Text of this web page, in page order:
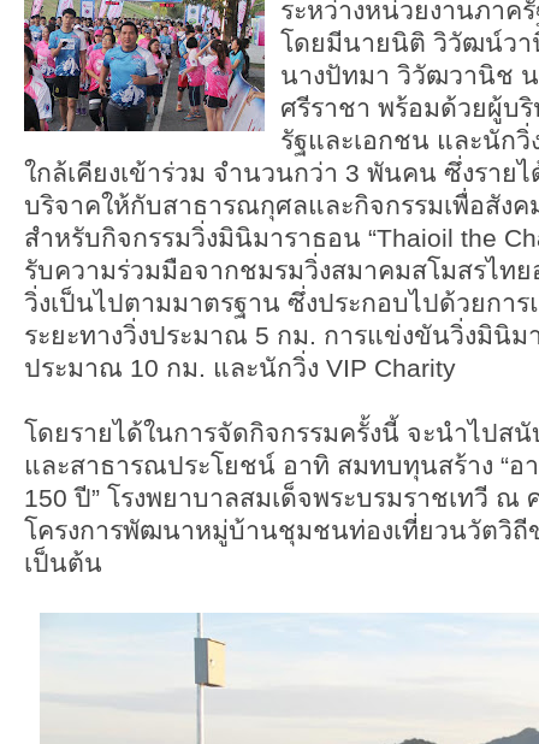
ระหว่างหน่วยงานภาค
โดยมีนายนิติ วิวัฒน์วา
นางปัทมา วิวัฒวานิช
ศรีราชา พร้อมด้วยผู้บ
รัฐและเอกชน และนัก
ใกล้เคียงเข้าร่วม จำนวนกว่า 3 พันคน ซึ่งราย
บริจาคให้กับสาธารณกุศลและกิจกรรมเพื่อสังค
สำหรับกิจกรรมวิ่งมินิมาราธอน “Thaioil the
รับความร่วมมือจากชมรมวิ่งสมาคมสโมสรไทย
วิ่งเป็นไปตามมาตรฐาน ซึ่งประกอบไปด้วยการ
ระยะทางวิ่งประมาณ 5 กม. การแข่งขันวิ่งมินิม
ประมาณ 10 กม. และนักวิ่ง VIP Charity
โดยรายได้ในการจัดกิจกรรมครั้งนี้ จะนำไปส
และสาธารณประโยชน์ อาทิ สมทบทุนสร้าง “
150 ปี” โรงพยาบาลสมเด็จพระบรมราชเทวี ณ
โครงการพัฒนาหมู่บ้านชุมชนท่องเที่ยวนวัตวิถี
เป็นต้น